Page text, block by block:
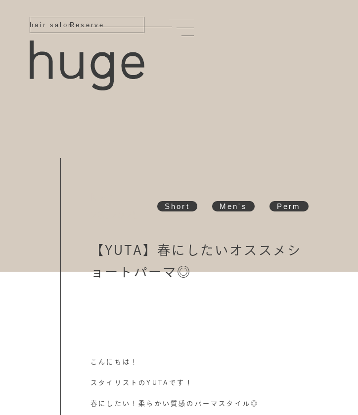
Reserve
hair salon
Short Men's Perm
【YUTA】春にしたいオススメシ
ョートパーマ◎
こんにちは！
スタイリストのYUTAです！
春にしたい！柔らかい質感のパーマスタイル◎